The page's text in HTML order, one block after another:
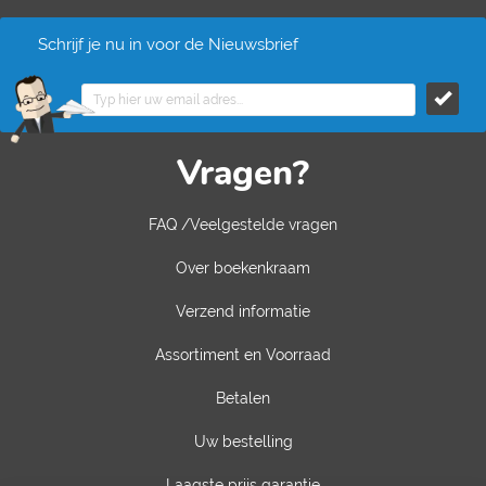
Schrijf je nu in voor de Nieuwsbrief
Vragen?
FAQ /Veelgestelde vragen
Over boekenkraam
Verzend informatie
Assortiment en Voorraad
Betalen
Uw bestelling